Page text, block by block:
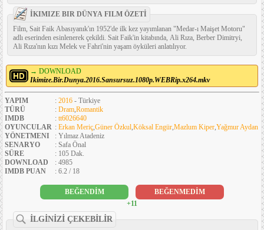
İKIMIZE BIR DÜNYA FILM ÖZETİ
Film, Sait Faik Abasıyanık'ın 1952'de ilk kez yayımlanan "Medar-ı Maişet Motoru"
adlı eserinden esinlenerek çekildi. Sait Faik'in kitabında, Ali Rıza, Berber Dimitryi,
Ali Rıza'nın kızı Melek ve Fahri'nin yaşam öyküleri anlatılıyor.
→ DOWNLOAD
Ikimize.Bir.Dunya.2016.Sansursuz.1080p.WEBRip.x264.mkv
YAPIM : 2016 - Türkiye
TÜRÜ
: Dram,Romantik
IMDB
: tt6026640
OYUNCULAR : Erkan Meriç,Güner Özkul,Köksal Engür,Mazlum Kiper,Yağmur Aydan
YÖNETMENI
: Yılmaz Atadeniz
SENARYO
: Safa Önal
SÜRE
: 105 Dak.
DOWNLOAD
: 4985
IMDB PUAN
: 6.2 / 18
BEĞENDİM
BEĞENMEDİM
+11
İLGİNİZİ ÇEKEBİLİR